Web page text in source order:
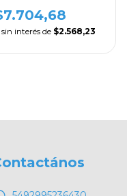
interés de $2.568,23